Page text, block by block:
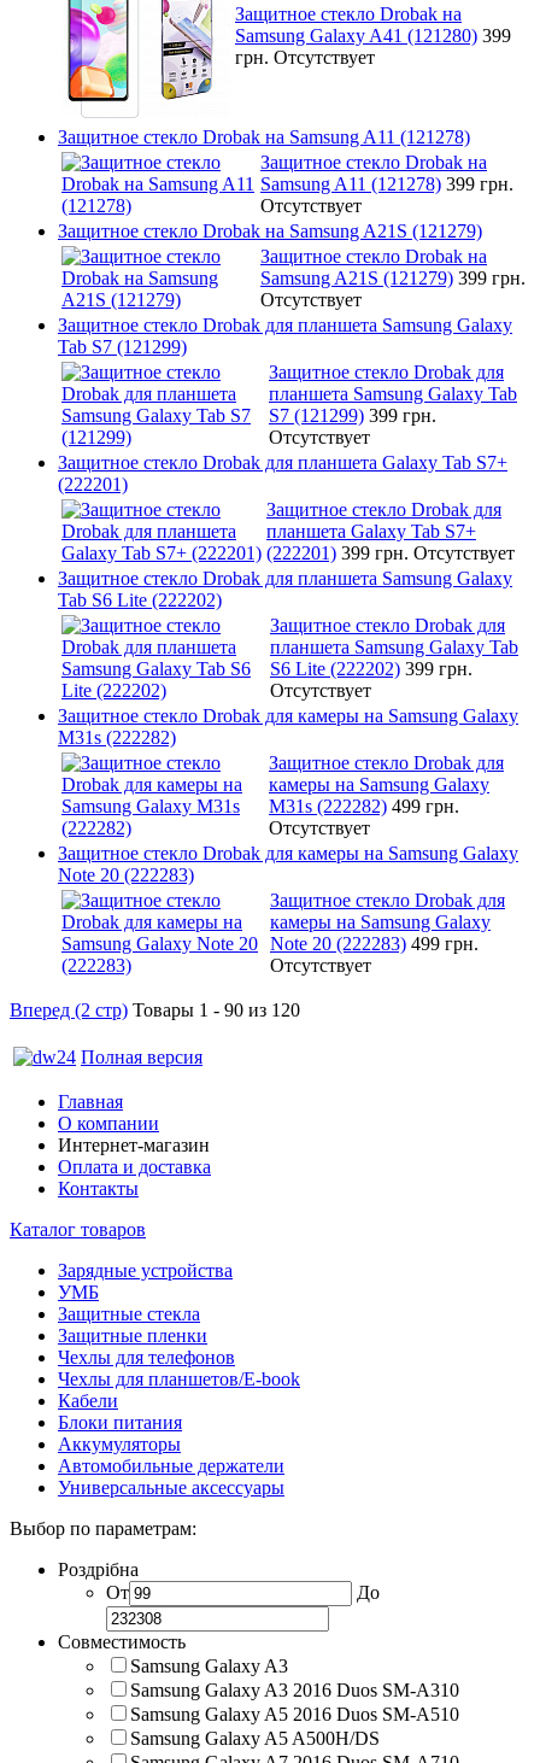
Защитное стекло Drobak на
Samsung Galaxy A41 (121280) 399
грн. Отсутствует
Защитное стекло Drobak на Samsung A11 (121278)
Защитное стекло Drobak на
Samsung A11 (121278) 399 грн.
Отсутствует
Защитное стекло Drobak на Samsung A21S (121279)
Защитное стекло Drobak на
Samsung A21S (121279) 399 грн.
Отсутствует
Защитное стекло Drobak для планшета Samsung Galaxy
Tab S7 (121299)
Защитное стекло Drobak для
планшета Samsung Galaxy Tab
S7 (121299) 399 грн.
Отсутствует
Защитное стекло Drobak для планшета Galaxy Tab S7+
(222201)
Защитное стекло Drobak для
планшета Galaxy Tab S7+
(222201) 399 грн. Отсутствует
Защитное стекло Drobak для планшета Samsung Galaxy
Tab S6 Lite (222202)
Защитное стекло Drobak для
планшета Samsung Galaxy Tab
S6 Lite (222202) 399 грн.
Отсутствует
Защитное стекло Drobak для камеры на Samsung Galaxy
M31s (222282)
Защитное стекло Drobak для
камеры на Samsung Galaxy
M31s (222282) 499 грн.
Отсутствует
Защитное стекло Drobak для камеры на Samsung Galaxy
Note 20 (222283)
Защитное стекло Drobak для
камеры на Samsung Galaxy
Note 20 (222283) 499 грн.
Отсутствует
Вперед (2 стр) Товары 1 - 90 из 120
Полная версия
Главная
О компании
Интернет-магазин
Оплата и доставка
Контакты
Каталог товаров
Зарядные устройства
УМБ
Защитные стекла
Защитные пленки
Чехлы для телефонов
Чехлы для планшетов/E-book
Кабели
Блоки питания
Аккумуляторы
Автомобильные держатели
Универсальные аксессуары
Выбор по параметрам:
Роздрібна
От
До
Совместимость
Samsung Galaxy A3
Samsung Galaxy A3 2016 Duos SM-A310
Samsung Galaxy A5 2016 Duos SM-A510
Samsung Galaxy A5 A500H/DS